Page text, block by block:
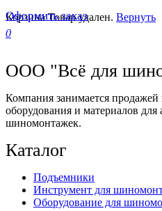
Корзина Товар удален. Вернуть
0
Оформить заказ
ООО "Всё для
Компания занимается
оборудования и материалов для
шиномонтажек.
Каталог
Подъемники
Инструмент для
Оборудование для